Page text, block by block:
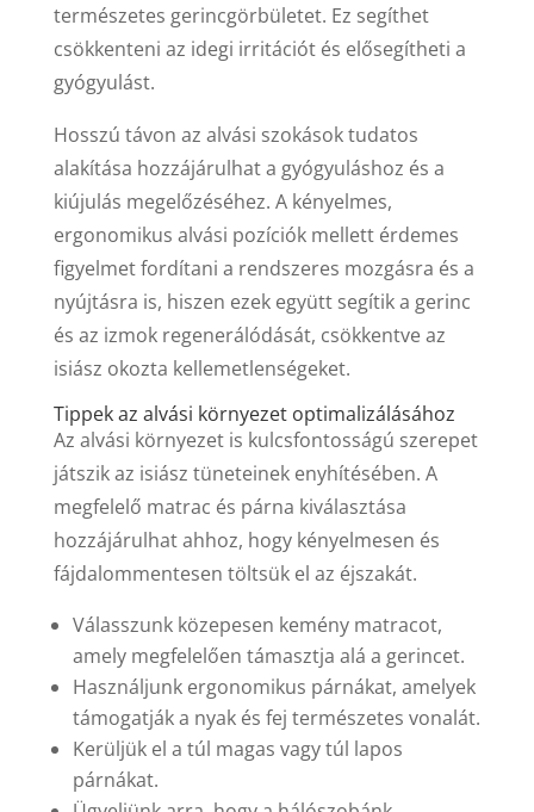
természetes gerincgörbületet. Ez segíthet
csökkenteni az idegi irritációt és elősegítheti a
gyógyulást.
Hosszú távon az alvási szokások tudatos
alakítása hozzájárulhat a gyógyuláshoz és a
kiújulás megelőzéséhez. A kényelmes,
ergonomikus alvási pozíciók mellett érdemes
figyelmet fordítani a rendszeres mozgásra és a
nyújtásra is, hiszen ezek együtt segítik a gerinc
és az izmok regenerálódását, csökkentve az
isiász okozta kellemetlenségeket.
Tippek az alvási környezet optimalizálásához
Az alvási környezet is kulcsfontosságú szerepet
játszik az isiász tüneteinek enyhítésében. A
megfelelő matrac és párna kiválasztása
hozzájárulhat ahhoz, hogy kényelmesen és
fájdalommentesen töltsük el az éjszakát.
Válasszunk közepesen kemény matracot,
amely megfelelően támasztja alá a gerincet.
Használjunk ergonomikus párnákat, amelyek
támogatják a nyak és fej természetes vonalát.
Kerüljük el a túl magas vagy túl lapos
párnákat.